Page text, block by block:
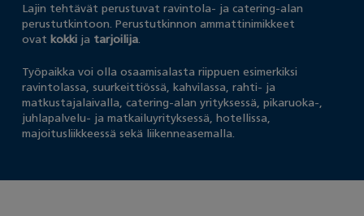
Lajin tehtävät perustuvat ravintola- ja catering-alan
perustutkintoon. Perustutkinnon ammattinimikkeet
ovat kokkija tarjoilija.
Työpaikka voi olla osaamisalasta riippuen esimerkiksi
ravintolassa, suurkeittiössä, kahvilassa, rahti- ja
matkustajalaivalla, catering-alan yrityksessä, pikaruoka-,
juhlapalvelu- ja matkailuyrityksessä, hotellissa,
majoitusliikkeessä sekä liikenneasemalla.